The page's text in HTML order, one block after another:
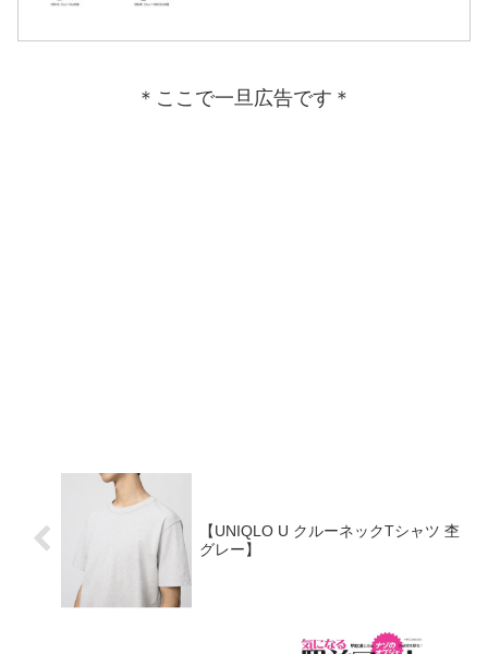
＊ここで一旦広告です＊
【UNIQLO U クルーネックTシャツ 杢
グレー】